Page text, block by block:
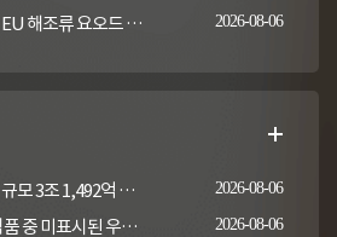
독일 연방위해평가원, EU 해조류 요오드 최대허용기준 도입안 평가... 요오드 함량 표시 및 경고문 권고 2026-08-06
2025년 위생용품 시장 규모 3조 1,492억 원, 작년 대비 9.7% 증가 2026-08-06
캐나다, 유제품 대체 식품 중 미표시된 우유 검사 결과 발표(2022-2023) 2026-08-06